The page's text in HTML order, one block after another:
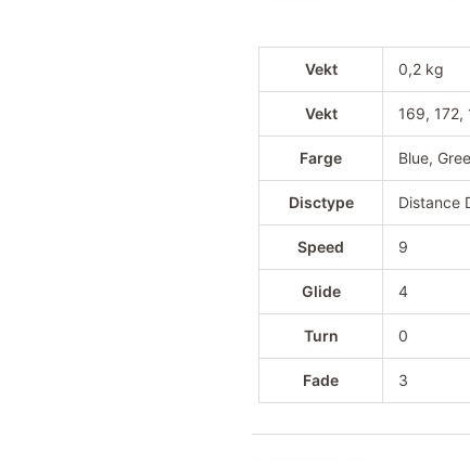
Vekt 0,2 kg
Vekt 169, 172,
Farge Blue,
Disctype Distance
Speed 9
Glide 4
Turn 0
Fade 3